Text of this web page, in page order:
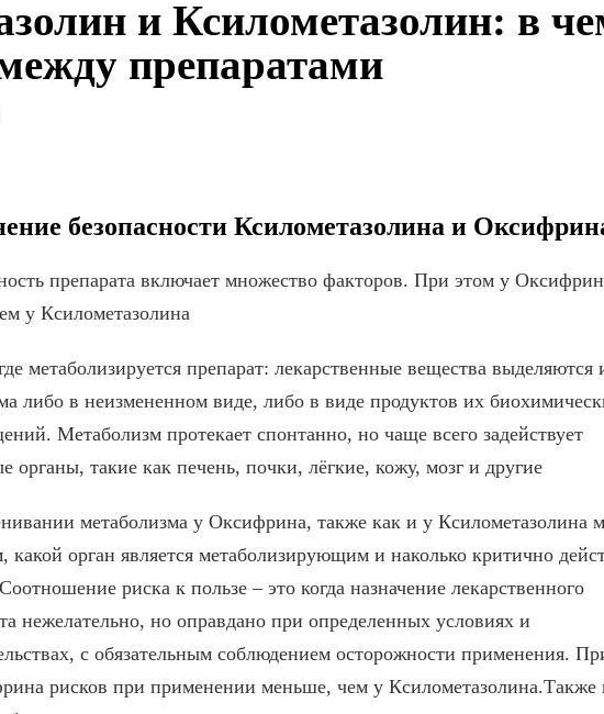
и Ксилометазолин: в
препаратами
безопасности Ксилометазолина и
препарата включает множество факторов. При этом у
у Ксилометазолина
метаболизируется препарат: лекарственные вещества выделяются
либо в неизмененном виде, либо в виде продуктов их
Метаболизм протекает спонтанно, но чаще всего задействует
органы, такие как печень, почки, лёгкие, кожу, мозг и другие
метаболизма у Оксифрина, также как и у Ксилометазолина
какой орган является метаболизирующим и наколько критично
риска к пользе – это когда назначение лекарственного
нежелательно, но оправдано при определенных условиях и
с обязательным соблюдением осторожности применения.
рисков при применении меньше, чем у Ксилометазолина.Также